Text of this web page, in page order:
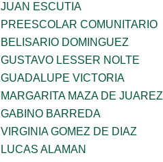
JUAN ESCUTIA
PREESCOLAR COMUNITARIO
BELISARIO DOMINGUEZ
GUSTAVO LESSER NOLTE
GUADALUPE VICTORIA
MARGARITA MAZA DE JUAREZ
GABINO BARREDA
VIRGINIA GOMEZ DE DIAZ
LUCAS ALAMAN